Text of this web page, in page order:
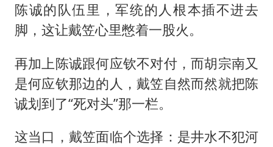
陈诚的队伍里，军统的人根本插不进去
脚，这让戴笠心里憋着一股火。
再加上陈诚跟何应钦不对付，而胡宗南又
是何应钦那边的人，戴笠自然而然就把陈
诚划到了“死对头”那一栏。
这当口，戴笠面临个选择：是井水不犯河